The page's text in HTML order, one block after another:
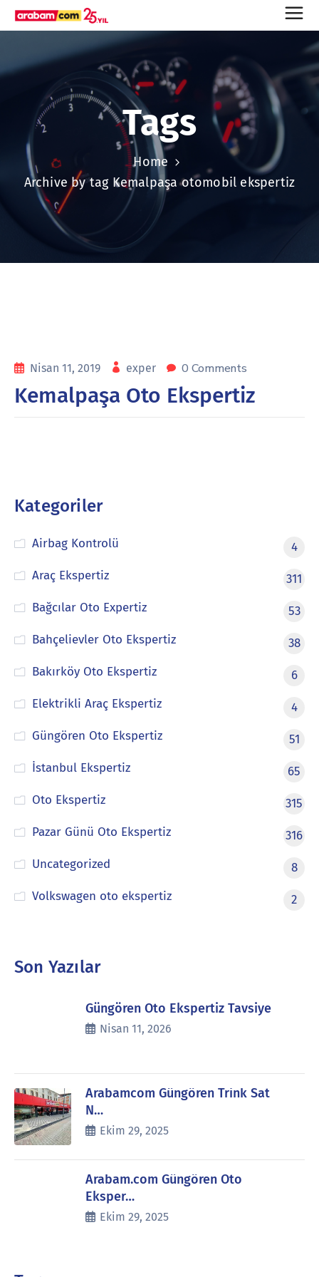
Tags
Home
Archive by tag Kemalpaşa otomobil ekspertiz
Nisan 11, 2019 exper 0 Comments
Kemalpaşa Oto Ekspertiz
Kategoriler
Airbag Kontrolü
4
Araç Ekspertiz
311
Bağcılar Oto Expertiz
53
Bahçelievler Oto Ekspertiz
38
Bakırköy Oto Ekspertiz
6
Elektrikli Araç Ekspertiz
4
Güngören Oto Ekspertiz
51
İstanbul Ekspertiz
65
Oto Ekspertiz
315
Pazar Günü Oto Ekspertiz
316
Uncategorized
8
Volkswagen oto ekspertiz
2
Son Yazılar
Güngören Oto Ekspertiz Tavsiye
Nisan 11, 2026
Arabamcom Güngören Trink Sat
N…
Ekim 29, 2025
Arabam.com Güngören Oto
Eksper…
Ekim 29, 2025